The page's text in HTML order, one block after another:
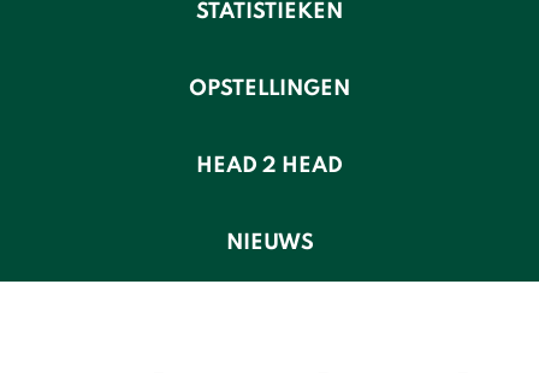
STATISTIEKEN
OPSTELLINGEN
HEAD 2 HEAD
NIEUWS